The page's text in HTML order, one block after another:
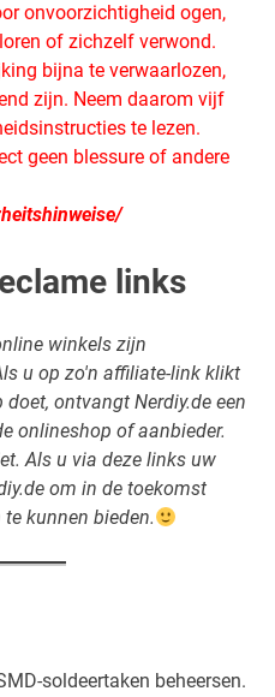
onvoorzichtigheid ogen,
of zichzelf verwond.
bijna te verwaarlozen,
zijn. Neem daarom vijf
te lezen.
geen blessure of andere
links
winkels zijn
u op zo'n affiliate-link klikt
ontvangt Nerdiy.de een
onlineshop of aanbieder.
Als u via deze links uw
om in de toekomst
kunnen bieden.
soldeertaken beheersen.